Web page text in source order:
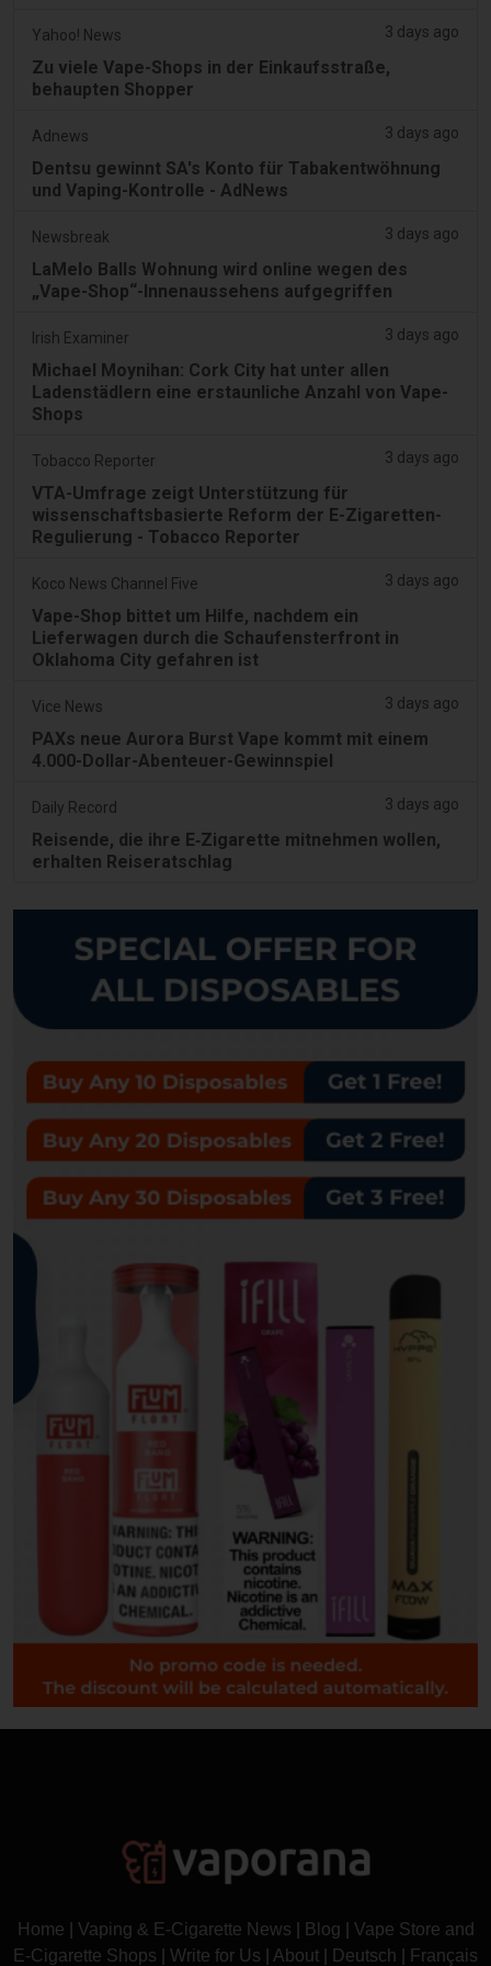
Yahoo! News 3 days ago
Zu viele Vape-Shops in der Einkaufsstraße,
behaupten Shopper
Adnews 3 days ago
Dentsu gewinnt SA's Konto für Tabakentwöhnung
und Vaping-Kontrolle - AdNews
Newsbreak 3 days ago
LaMelo Balls Wohnung wird online wegen des
„Vape-Shop“-Innenaussehens aufgegriffen
Irish Examiner 3 days ago
Michael Moynihan: Cork City hat unter allen
Ladenstädlern eine erstaunliche Anzahl von Vape-
Shops
Tobacco Reporter 3 days ago
VTA-Umfrage zeigt Unterstützung für
wissenschaftsbasierte Reform der E-Zigaretten-
Regulierung - Tobacco Reporter
Koco News Channel Five 3 days ago
Vape-Shop bittet um Hilfe, nachdem ein
Lieferwagen durch die Schaufensterfront in
Oklahoma City gefahren ist
Vice News 3 days ago
PAXs neue Aurora Burst Vape kommt mit einem
4.000-Dollar-Abenteuer-Gewinnspiel
Daily Record 3 days ago
Reisende, die ihre E‑Zigarette mitnehmen wollen,
erhalten Reiseratschlag
Home Vaping & E-Cigarette News Blog
Vape Store and
E-Cigarette Shops
Write for Us About Deutsch Français